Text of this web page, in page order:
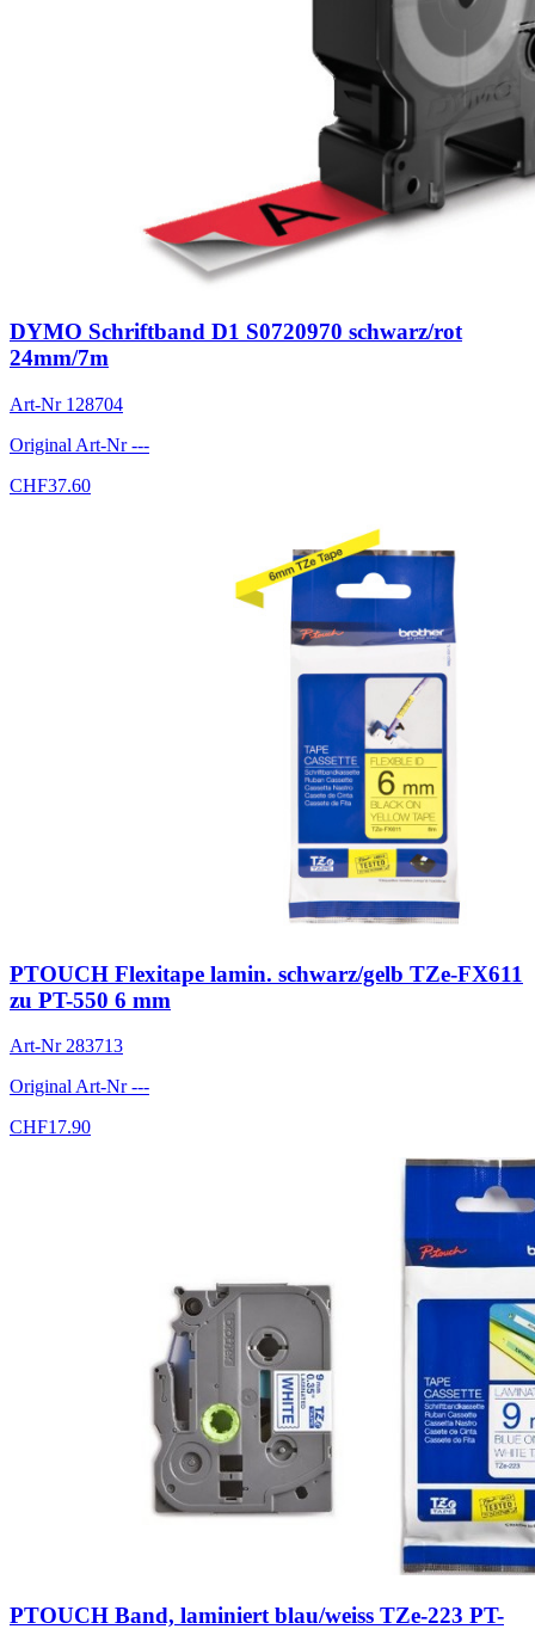
DYMO Schriftband D1 S0720970 schwarz/rot
24mm/7m
Art-Nr 128704
Original Art-Nr---
CHF37.60
PTOUCH Flexitape lamin. schwarz/gelb TZe-FX611
zu PT-550 6 mm
Art-Nr 283713
Original Art-Nr---
CHF17.90
PTOUCH Band, laminiert blau/weiss TZe-223 PT-